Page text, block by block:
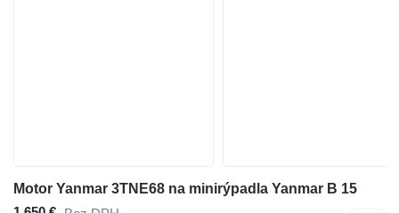
Motor Yanmar 3TNE68 na minirýpadla Yanmar B 15